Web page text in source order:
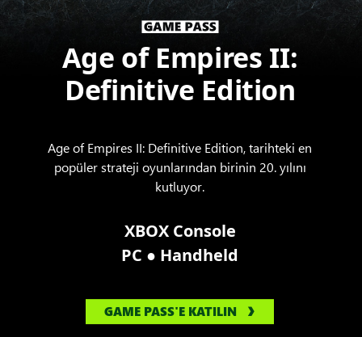
Age of Empires II:
Definitive Edition
Age of Empires II: Definitive Edition, tarihteki en
popüler strateji oyunlarından birinin 20. yılını
kutluyor.
XBOX Console
PC ● Handheld
GAME PASS'E KATILIN